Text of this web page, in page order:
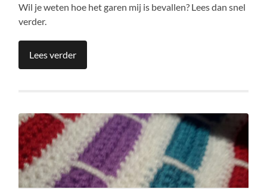
Wil je weten hoe het garen mij is bevallen? Lees dan snel
verder.
Lees verder